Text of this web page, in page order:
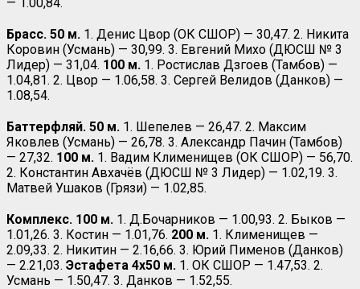
Брасс. 50 м. 1. Денис Цвор (ОК СШОР) — 30,47. 2. Никита
Коровин (Усмань) — 30,99. 3. Евгений Михо (ДЮСШ № 3
Лидер) — 31,04. 100 м. 1. Ростислав Дзгоев (Тамбов) —
1.04,81. 2. Цвор — 1.06,58. 3. Сергей Велидов (Данков) —
1.08,54.
Баттерфляй. 50 м. 1. Шепелев — 26,47. 2. Максим
Яковлев (Усмань) — 26,78. 3. Александр Пачин (Тамбов)
— 27,32. 100 м. 1. Вадим Клименищев (ОК СШОР) — 56,70.
2. Константин Авхачёв (ДЮСШ № 3 Лидер) — 1.02,19. 3.
Матвей Ушаков (Грязи) — 1.02,85.
Комплекс. 100 м. 1. Д.Бочарников — 1.00,93. 2. Быков —
1.01,26. 3. Костин — 1.01,76. 200 м. 1. Клименищев —
2.09,33. 2. Никитин — 2.16,66. 3. Юрий Пименов (Данков)
— 2.21,03. Эстафета 4х50 м. 1. ОК СШОР — 1.47,53. 2.
Усмань — 1.50,47. 3. Данков — 1.52,55.